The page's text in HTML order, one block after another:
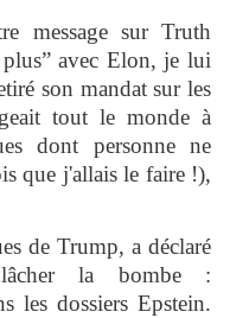
message sur Truth
avec Elon, je lui
son mandat sur les
tout le monde à
dont personne ne
que j'allais le faire !),
de Trump, a déclaré
la bombe :
les dossiers Epstein.